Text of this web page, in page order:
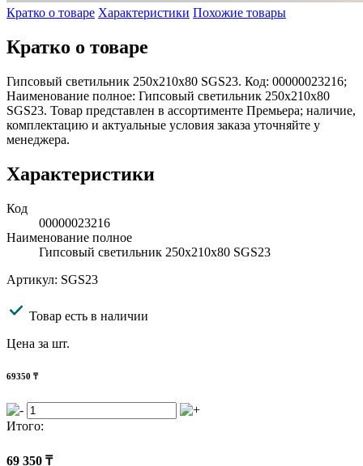
Кратко о товаре Характеристики Похожие товары
Кратко о товаре
Гипсовый светильник 250х210х80 SGS23. Код: 00000023216;
Наименование полное: Гипсовый светильник 250х210х80
SGS23. Товар представлен в ассортименте Премьера; наличие,
комплектацию и актуальные условия заказа уточняйте у
менеджера.
Характеристики
Код
00000023216
Наименование полное
Гипсовый светильник 250х210х80 SGS23
Артикул: SGS23
Товар есть в наличии
Цена за шт.
69350 ₸
Итого:
69 350 ₸